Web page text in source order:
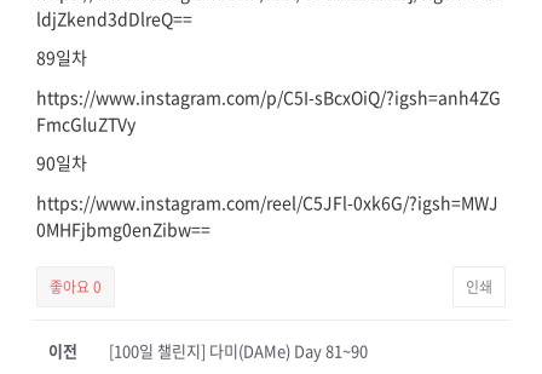
ldjZkend3dDlreQ==
89일차
https://www.instagram.com/p/C5I-sBcxOiQ/?igsh=anh4ZG
FmcGluZTVy
90일차
https://www.instagram.com/reel/C5JFl-0xk6G/?igsh=MWJ
0MHFjbmg0enZibw==
좋아요0 인쇄
이전 [100일 챌린지] 다미(DAMe) Day 81~90